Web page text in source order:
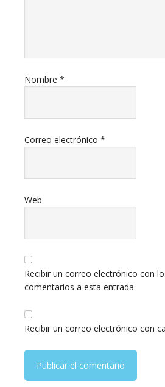
Nombre *
Correo electrónico *
Web
Recibir un correo electrónico con
comentarios a esta entrada.
Recibir un correo electrónico con